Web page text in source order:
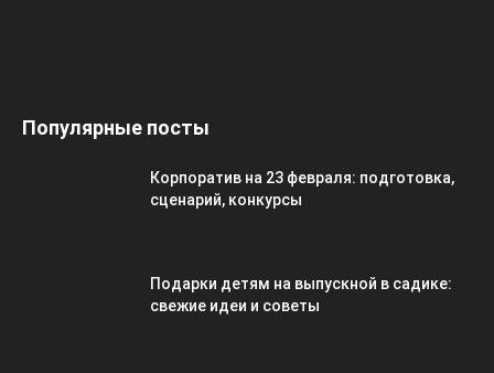
Популярные посты
Корпоратив на 23 февраля: подготовка,
сценарий, конкурсы
Подарки детям на выпускной в садике:
свежие идеи и советы